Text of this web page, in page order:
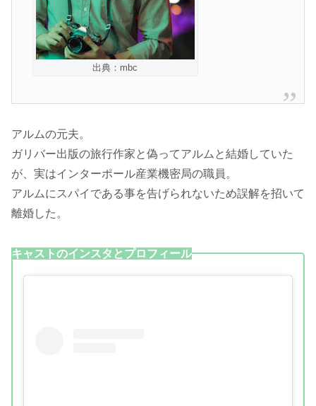
出典：mbc
アルムの元夫。
ガリバー出版の旅行作家と偽ってアルムと結婚していた
が、実はインターポール産業機密局の職員。
アルムにスパイである事を告げられないため誤解を招いて
離婚した。
キャストのインスタとプロフィール